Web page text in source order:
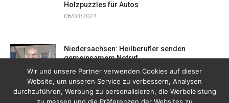
Holzpuzzles für Autos
06/03/2024
Niedersachsen: Heilberufler senden
gemeinsamem Notruf
19/12/2023
Wir und unsere Partner verwenden Cookies auf dieser
Website, um unseren Service zu verbessern, Analysen
durchzuführen, Werbung zu personalisieren, die Werbeleistung